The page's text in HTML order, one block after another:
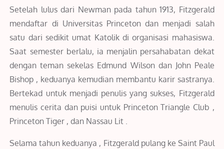
Setelah lulus dari Newman pada tahun 1913, Fitzgerald
mendaftar di Universitas Princeton dan menjadi salah
satu dari sedikit umat Katolik di organisasi mahasiswa.
Saat semester berlalu, ia menjalin persahabatan dekat
dengan teman sekelas Edmund Wilson dan John Peale
Bishop , keduanya kemudian membantu karir sastranya.
Bertekad untuk menjadi penulis yang sukses, Fitzgerald
menulis cerita dan puisi untuk Princeton Triangle Club ,
Princeton Tiger , dan Nassau Lit .
Selama tahun keduanya , Fitzgerald pulang ke Saint Paul